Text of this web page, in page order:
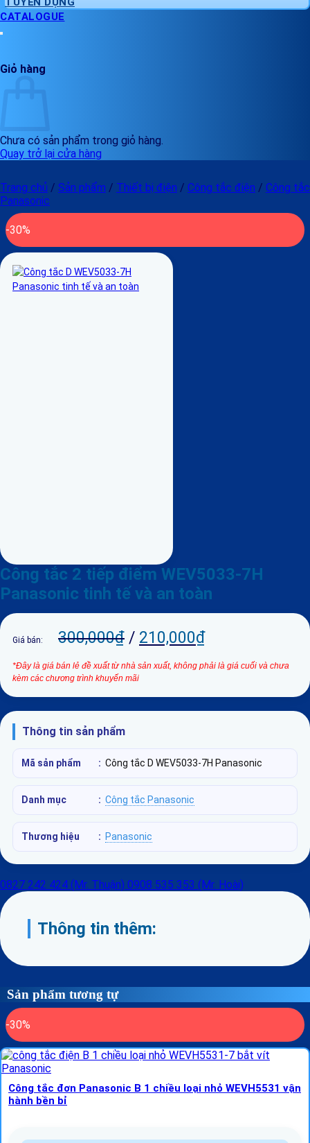
CATALOGUE
Giỏ hàng
Chưa có sản phẩm trong giỏ hàng.
Quay trở lại cửa hàng
Trang chủ / Sản phẩm / Thiết bị điện / Công tắc điện / Công tắc
Panasonic
-30%
Công tắc 2 tiếp điểm WEV5033-7H
Panasonic tinh tế và an toàn
Giá bán: 300,000₫ / 210,000₫
*Đây là giá bán lẻ đề xuất từ nhà sản xuất, không phải là giá cuối và chưa
kèm các chương trình khuyến mãi
Thông tin sản phẩm
Mã sản phẩm : Công tắc D WEV5033-7H Panasonic
Danh mục : Công tắc Panasonic
Thương hiệu : Panasonic
0827 242 424 (Mr. Thuận) 0908 535 353 (Mr. Hoài)
Thông tin thêm:
Sản phẩm tương tự
-30%
Công tắc đơn Panasonic B 1 chiều loại nhỏ WEVH5531 vận
hành bền bỉ